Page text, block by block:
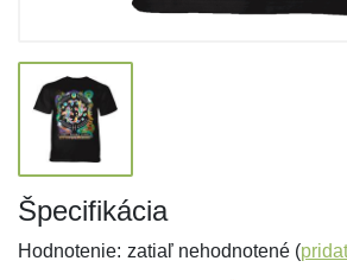
Špecifikácia
Hodnotenie: zatiaľ nehodnotené (